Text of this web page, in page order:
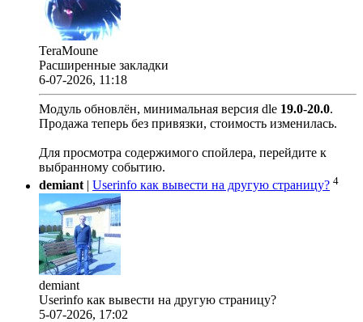
TeraMoune
Расширенные закладки
6-07-2026, 11:18
Модуль обновлён, минимальная версия dle 19.0-20.0.
Продажа теперь без привязки, стоимость изменилась.
Для просмотра содержимого спойлера, перейдите к
выбранному событию.
demiant| Userinfo как вывести на другую страницу? 4
demiant
Userinfo как вывести на другую страницу?
5-07-2026, 17:02